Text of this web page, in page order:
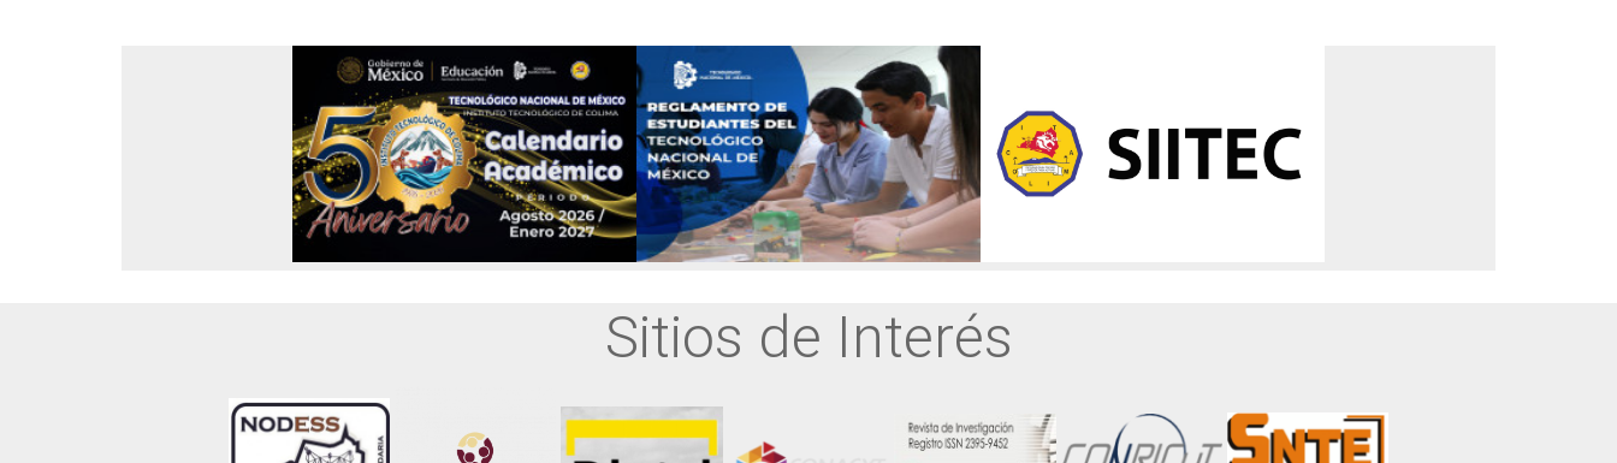
Sitios de Interés